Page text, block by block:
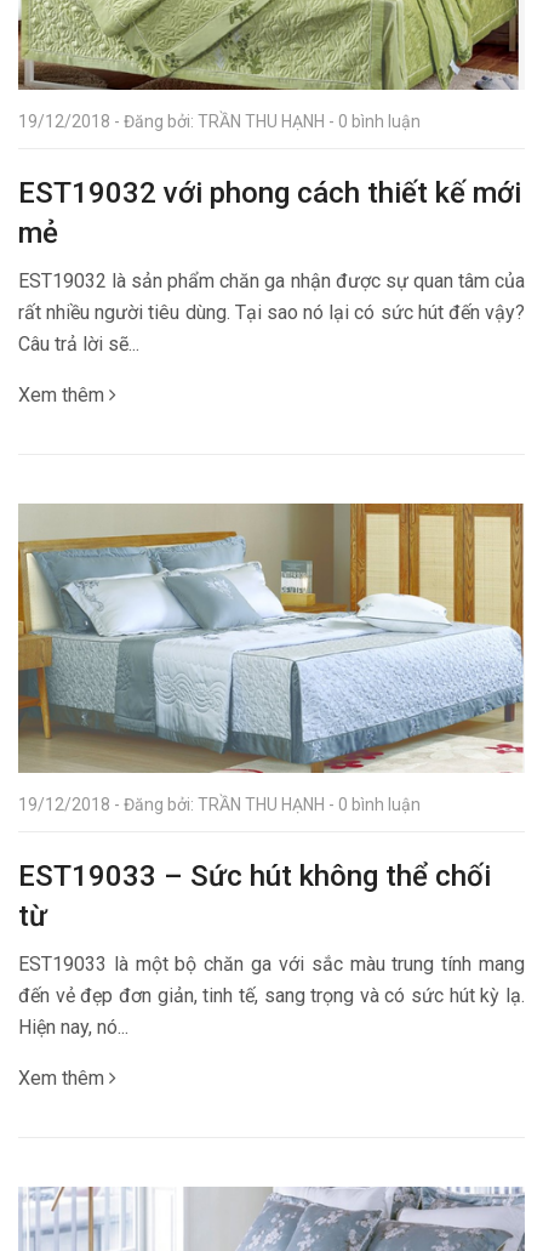
19/12/2018 - Đăng bởi: TRẦN THU HẠNH - 0 bình luận
EST19032 với phong cách thiết kế mới
mẻ
EST19032 là sản phẩm chăn ga nhận được sự quan tâm của
rất nhiều người tiêu dùng. Tại sao nó lại có sức hút đến vậy?
Câu trả lời sẽ...
Xem thêm
19/12/2018 - Đăng bởi: TRẦN THU HẠNH - 0 bình luận
EST19033 – Sức hút không thể chối
từ
EST19033 là một bộ chăn ga với sắc màu trung tính mang
đến vẻ đẹp đơn giản, tinh tế, sang trọng và có sức hút kỳ lạ.
Hiện nay, nó...
Xem thêm